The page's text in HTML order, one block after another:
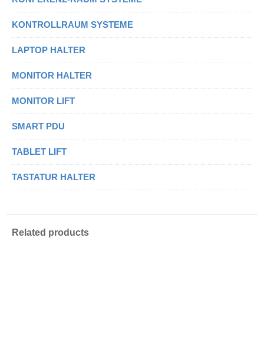
KONTROLLRAUM SYSTEME
LAPTOP HALTER
MONITOR HALTER
MONITOR LIFT
SMART PDU
TABLET LIFT
TASTATUR HALTER
Related products